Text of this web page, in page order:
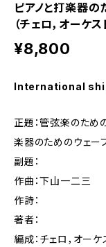
ピアノと打楽器の
（チェロ，オーケ
¥8,800
International
正題：管弦楽のため
楽器のためのウェー
副題：
作曲：下山一二三
作詩：
著者：
編成：チェロ，オーケ